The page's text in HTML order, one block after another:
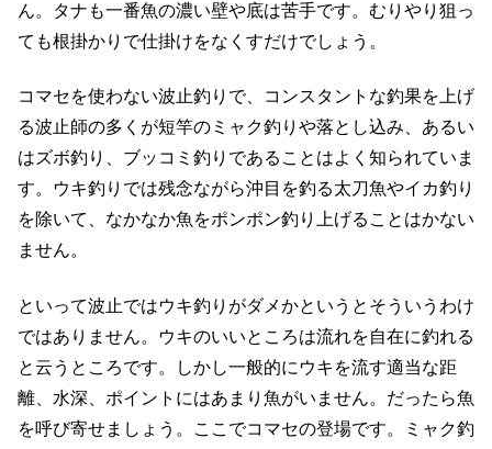
ん。タナも一番魚の濃い壁や底は苦手です。むりやり狙っ
ても根掛かりで仕掛けをなくすだけでしょう。
コマセを使わない波止釣りで、コンスタントな釣果を上げ
る波止師の多くが短竿のミャク釣りや落とし込み、あるい
はズボ釣り、ブッコミ釣りであることはよく知られていま
す。ウキ釣りでは残念ながら沖目を釣る太刀魚やイカ釣り
を除いて、なかなか魚をポンポン釣り上げることはかない
ません。
といって波止ではウキ釣りがダメかというとそういうわけ
ではありません。ウキのいいところは流れを自在に釣れる
と云うところです。しかし一般的にウキを流す適当な距
離、水深、ポイントにはあまり魚がいません。だったら魚
を呼び寄せましょう。ここでコマセの登場です。ミャク釣